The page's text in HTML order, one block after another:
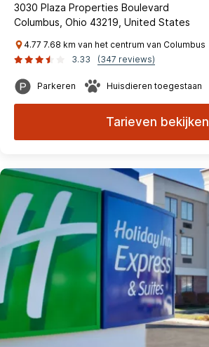
3030 Plaza Properties Boulevard
Columbus, Ohio 43219, United States
4.77 7.68 km van het centrum van Columbus
3.33
(347 reviews)
Parkeren Huisdieren toegestaan
Tarieven bekijken